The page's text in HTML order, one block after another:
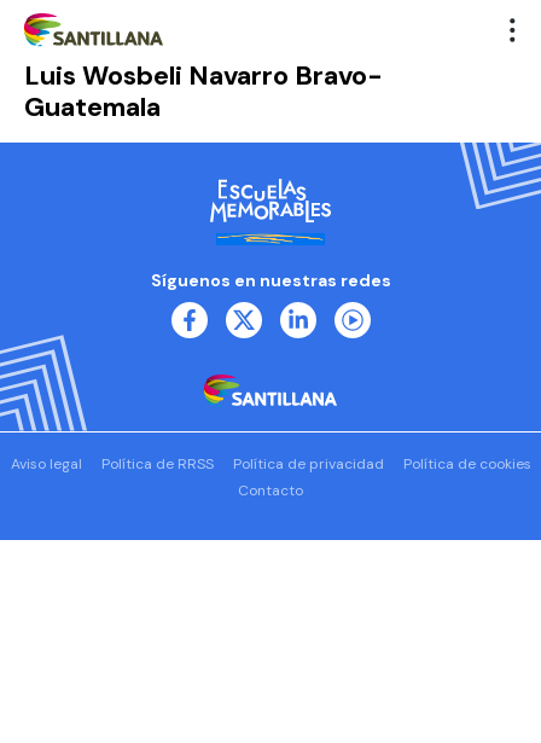
Luis Wosbeli Navarro Bravo-
Guatemala
Síguenos en nuestras redes
Aviso legal Política de RRSS Política de privacidad
Política de cookies
Contacto